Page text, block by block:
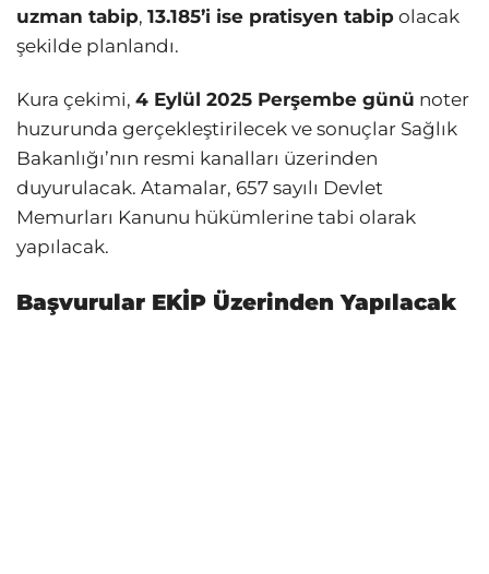
uzman tabip, 13.185’i ise pratisyen tabip olacak
şekilde planlandı.
Kura çekimi, 4 Eylül 2025 Perşembe günü noter
huzurunda gerçekleştirilecek ve sonuçlar Sağlık
Bakanlığı’nın resmi kanalları üzerinden
duyurulacak. Atamalar, 657 sayılı Devlet
Memurları Kanunu hükümlerine tabi olarak
yapılacak.
Başvurular EKİP Üzerinden Yapılacak